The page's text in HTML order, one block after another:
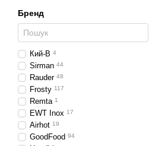
Бренд
Кий-В 4
Sirman 44
Rauder 48
Frosty 117
Remta 1
EWT Inox 17
Airhot 19
GoodFood 94